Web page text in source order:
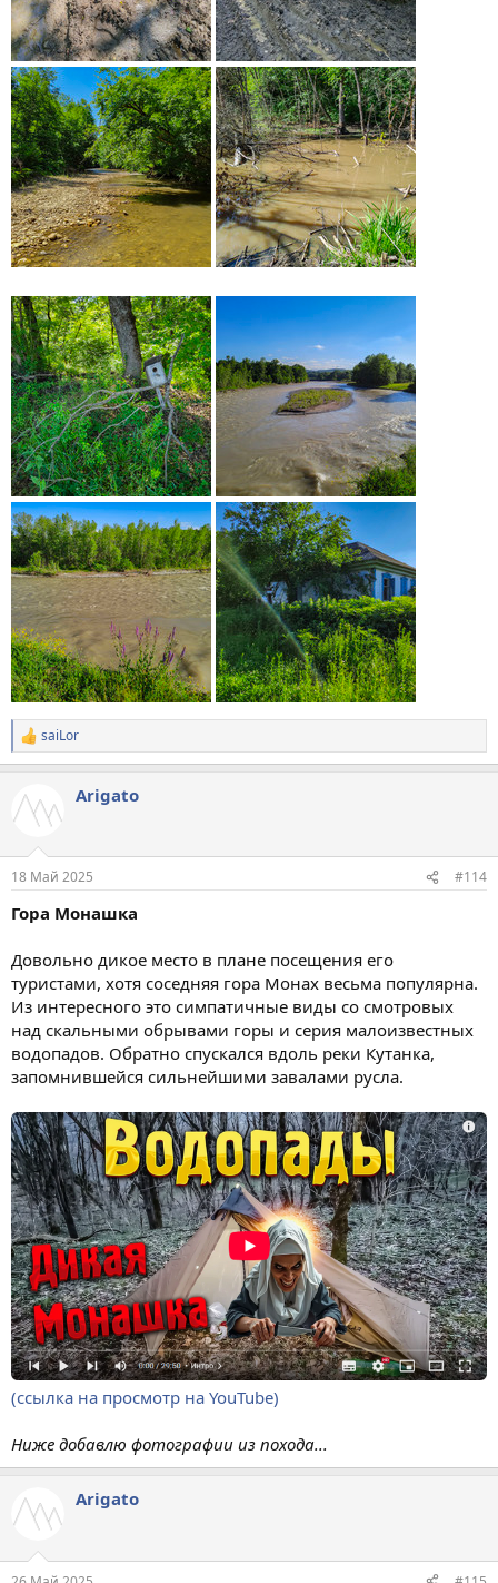
Р
е
к
ц
saiLor
Arigato
18 Май 2025 #114
Гора Монашка
Довольно дикое место в плане посещения его
туристами, хотя соседняя гора Монах весьма популярна.
Из интересного это симпатичные виды со смотровых
над скальными обрывами горы и серия малоизвестных
водопадов. Обратно спускался вдоль реки Кутанка,
запомнившейся сильнейшими завалами русла.
(ссылка на просмотр на YouTube)
Ниже добавлю фотографии из похода...
Arigato